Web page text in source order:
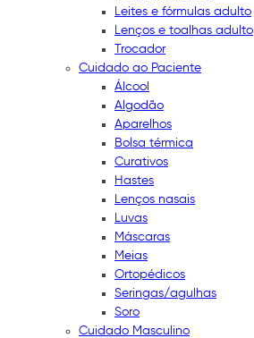
Leites e fórmulas adulto
Lenços e toalhas adulto
Trocador
Cuidado ao Paciente
Álcool
Algodão
Aparelhos
Bolsa térmica
Curativos
Hastes
Lenços nasais
Luvas
Máscaras
Meias
Ortopédicos
Seringas/agulhas
Soro
Cuidado Masculino